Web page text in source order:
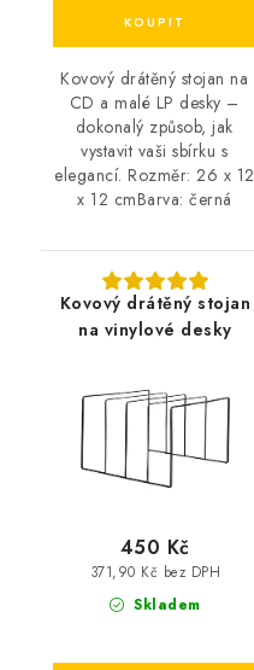
Kovový drátěný stojan na
CD a malé LP desky –
dokonalý způsob, jak
vystavit vaši sbírku s
elegancí. Rozměr: 26 x 12
x 12 cmBarva: černá
Kovový drátěný stojan
na vinylové desky
Skladem
371,90 Kč bez DPH
450 Kč